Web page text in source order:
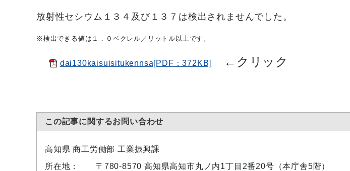
放射性セシウム１３４及び１３７は検出されませんでした。
※検出できる値は１．０ベクレル／リットル以上です。
dai130kaisuisitukennsa[PDF：372KB] ← クリック
この記事に関するお問い合わせ
高知県 商工労働部 工業振興課
所在地：
〒780-8570 高知県高知市丸ノ内1丁目2番20号（本庁舎5階）